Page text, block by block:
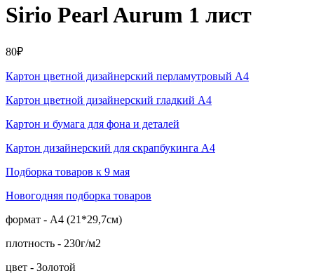
Sirio Pearl Aurum 1 лист
80₽
Картон цветной дизайнерский перламутровый А4
Картон цветной дизайнерский гладкий А4
Картон и бумага для фона и деталей
Картон дизайнерский для скрапбукинга А4
Подборка товаров к 9 мая
Новогодняя подборка товаров
формат - А4 (21*29,7см)
плотность - 230г/м2
цвет - Золотой